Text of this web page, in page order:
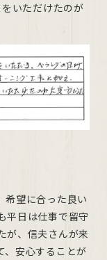
いただけたのが
希望に合った良い
平日は仕事で留守
が、信夫さんが来
、安心することが